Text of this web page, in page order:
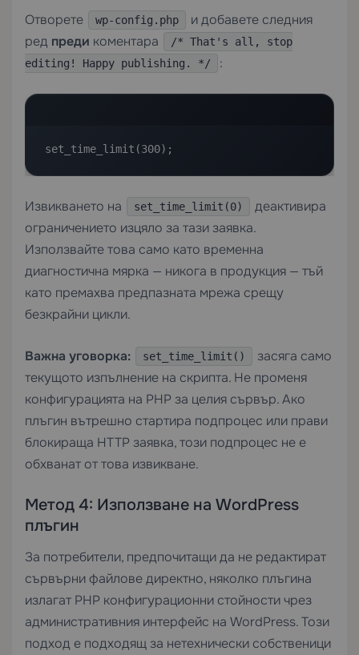
Отворете wp-config.php
и добавете следния
ред преди коментара
/* That's all, stop
editing! Happy publishing. */
:
set_time_limit(300);
Извикването на set_time_limit(0)
деактивира
ограничението изцяло за тази заявка.
Използвайте това само като временна
диагностична мярка — никога в продукция — тъй
като премахва предпазната мрежа срещу
безкрайни цикли.
Важна уговорка: set_time_limit()
засяга само
текущото изпълнение на скрипта. Не променя
конфигурацията на PHP за целия сървър. Ако
плъгин вътрешно стартира подпроцес или прави
блокираща HTTP заявка, този подпроцес не е
обхванат от това извикване.
Метод 4: Използване на WordPress
плъгин
За потребители, предпочитащи да не редактират
сървърни файлове директно, няколко плъгина
излагат PHP конфигурационни стойности чрез
административния интерфейс на WordPress. Този
подход е подходящ за нетехнически собственици